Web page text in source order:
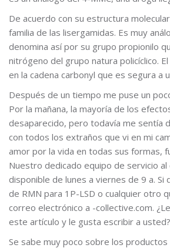
De acuerdo con su estructura
familia de las lisergamidas. Es muy
denomina así por su grupo propionilo
nitrógeno del grupo natura policíclico.
en la cadena carbonyl que es segura a
Después de un tiempo me puse un
Por la mañana, la mayoría de los
desaparecido, pero todavía me sentía
con todos los extraños que vi en mi
amor por la vida en todas sus formas,
Nuestro dedicado equipo de servicio
disponible de lunes a viernes de 9 a.
de RMN para 1P-LSD o cualquier otro
correo electrónico a -collective.com.
este artículo y le gusta escribir a usted?
Se sabe muy poco sobre los productos